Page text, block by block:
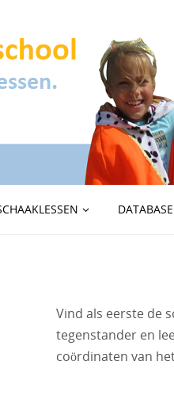
Vind als eerste de
tegenstander en
coördinaten van